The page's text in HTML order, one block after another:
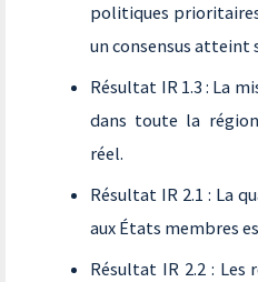
politiques
un consensus atteint
Résultat IR 1.3 : La
dans toute la
réel.
Résultat IR 2.1 : La
aux États membres
Résultat IR 2.2 : Les